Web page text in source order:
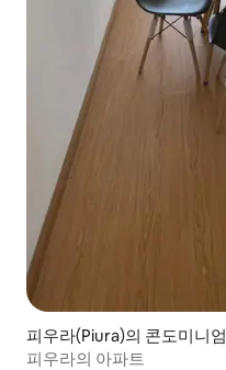
피우라(Piura)의 콘도미니엄
피우라의 아파트